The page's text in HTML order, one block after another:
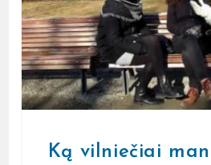
Ką vilniečiai